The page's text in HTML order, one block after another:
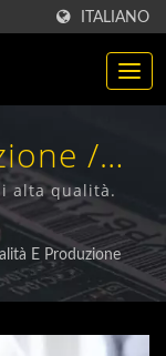
ITALIANO
/
Di
Made In
Ltd.
alta qualità.
E Produzione